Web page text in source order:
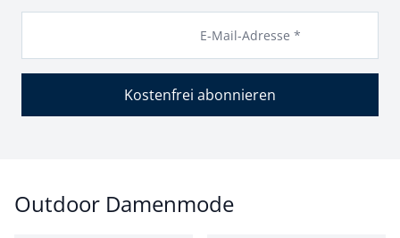
E-Mail-Adresse *
Kostenfrei abonnieren
Outdoor Damenmode